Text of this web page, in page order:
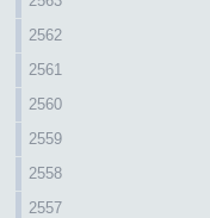
2562
2561
2560
2559
2558
2557